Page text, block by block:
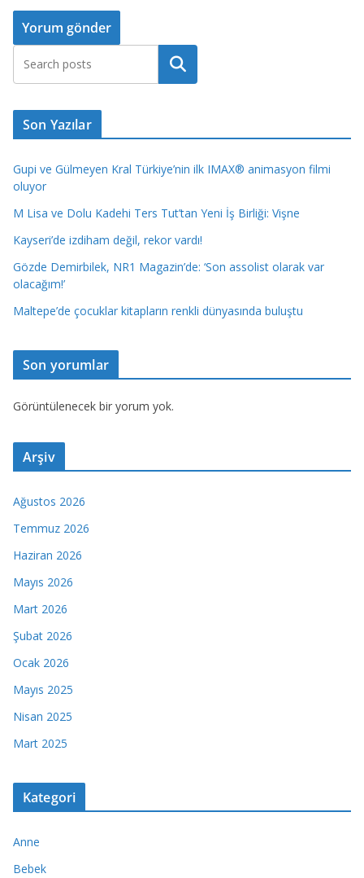
Ara
Son Yazılar
Gupi ve Gülmeyen Kral Türkiye’nin ilk IMAX® animasyon filmi
oluyor
M Lisa ve Dolu Kadehi Ters Tut’tan Yeni İş Birliği: Vişne
Kayseri’de izdiham değil, rekor vardı!
Gözde Demirbilek, NR1 Magazin’de: ‘Son assolist olarak var
olacağım!’
Maltepe’de çocuklar kitapların renkli dünyasında buluştu
Son yorumlar
Görüntülenecek bir yorum yok.
Arşiv
Ağustos 2026
Temmuz 2026
Haziran 2026
Mayıs 2026
Mart 2026
Şubat 2026
Ocak 2026
Mayıs 2025
Nisan 2025
Mart 2025
Kategori
Anne
Bebek